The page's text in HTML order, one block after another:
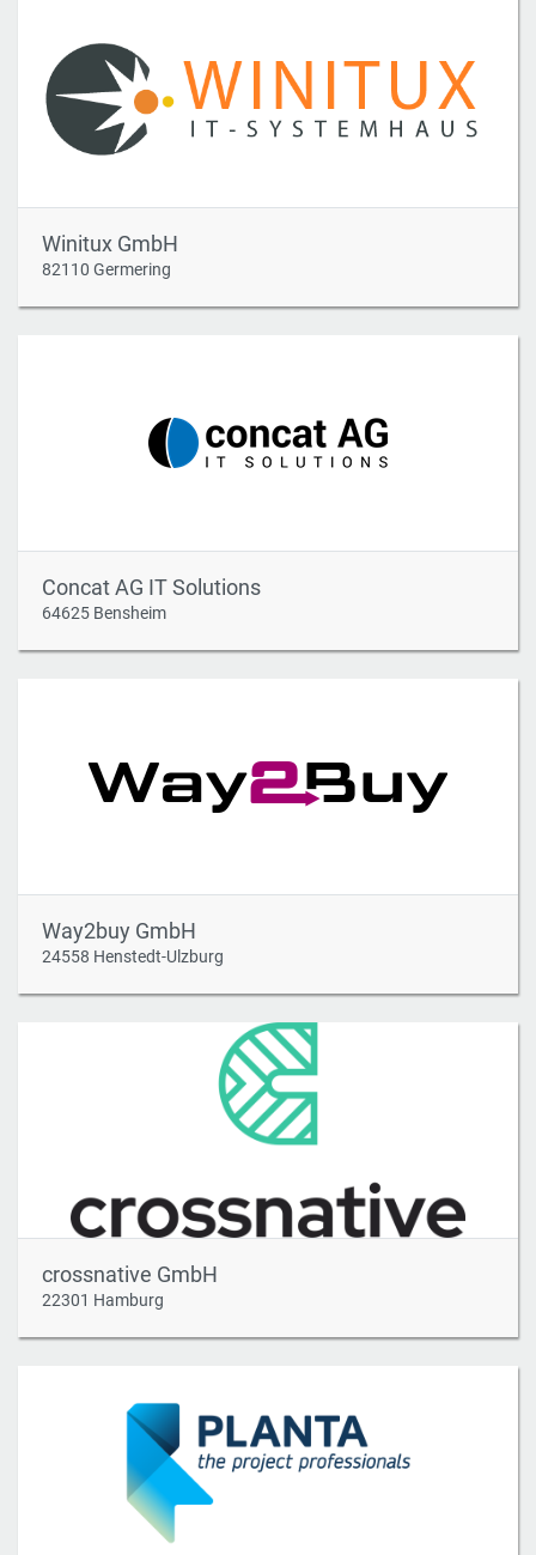
Winitux GmbH
82110 Germering
Concat AG IT Solutions
64625 Bensheim
Way2buy GmbH
24558 Henstedt-Ulzburg
crossnative GmbH
22301 Hamburg